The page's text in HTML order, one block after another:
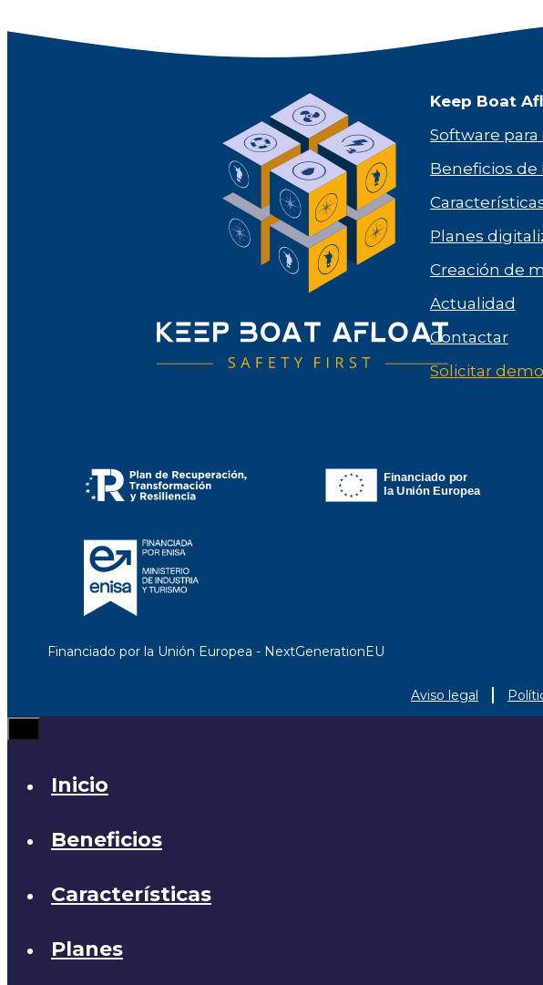
Keep Boat
Software
Beneficios de
Planes
Creación de
Actualidad
Contactar
Solicitar
Financiado por la Unión Europea - NextGenerationEU
Aviso legal
Cerrar
Inicio
Beneficios
Características
Planes